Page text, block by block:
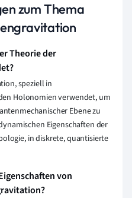
zum Thema
Theorie der
speziell in
Holonomien verwendet, um
Ebene zu
Eigenschaften der
in diskrete, quantisierte
von